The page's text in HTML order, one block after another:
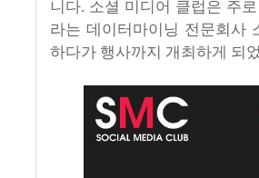
니다. 소셜 미디어 클럽은 주
라는 데이터마이닝 전문회사
하다가 행사까지 개최하게 되